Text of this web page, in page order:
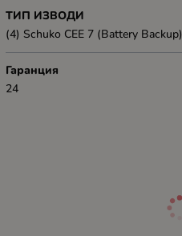
ТИП ИЗВОДИ
(4) Schuko CEE 7 (Battery Backup)
Гаранция
24